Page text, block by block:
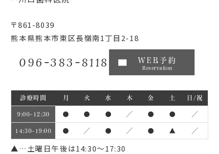
〒861-8039
熊本県熊本市東区長嶺南1丁目2-18
096-383-8118 WEB予約
Reservation
診療時間 月 火 水 木 金 土 日/祝
9:00~12:30 ● ● ● ／ ● ● ／
14:30~19:00 ● ／ ● ／ ● ▲ ／
▲…土曜日午後は14:30～17:30